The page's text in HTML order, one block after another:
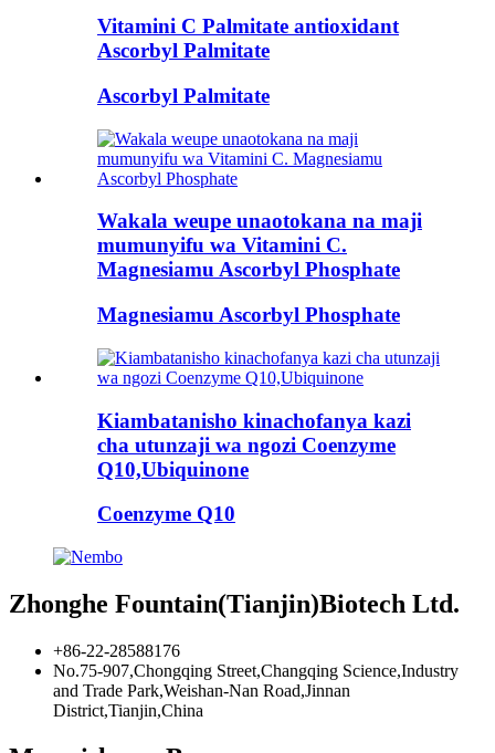
Vitamini C Palmitate antioxidant
Ascorbyl Palmitate
Ascorbyl Palmitate
Wakala weupe unaotokana na maji
mumunyifu wa Vitamini C.
Magnesiamu Ascorbyl Phosphate
Magnesiamu Ascorbyl Phosphate
Kiambatanisho kinachofanya kazi
cha utunzaji wa ngozi Coenzyme
Q10,Ubiquinone
Coenzyme Q10
Zhonghe Fountain(Tianjin)Biotech Ltd.
+86-22-28588176
No.75-907,Chongqing Street,Changqing Science,Industry
and Trade Park,Weishan-Nan Road,Jinnan
District,Tianjin,China